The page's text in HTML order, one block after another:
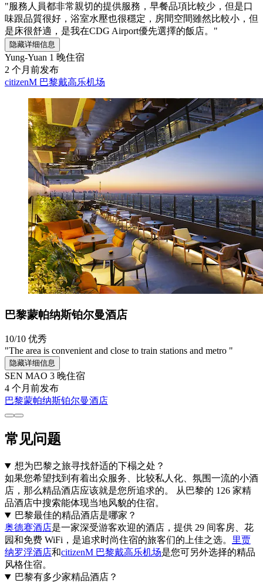
"服務人員都非常親切的提供服務，早餐品項比較少，但是口
味跟品質很好，浴室水壓也很穩定，房間空間雖然比較小，但
是床很舒適，是我在CDG Airport優先選擇的飯店。"
隐藏详细信息
Yung-Yuan 1 晚住宿
2 个月前发布
citizenM 巴黎戴高乐机场
巴黎蒙帕纳斯铂尔曼酒店
10/10 优秀
"The area is convenient and close to train stations and metro "
隐藏详细信息
SEN MAO 3 晚住宿
4 个月前发布
巴黎蒙帕纳斯铂尔曼酒店
常见问题
想为巴黎之旅寻找舒适的下榻之处？
如果您希望找到有着出众服务、比较私人化、氛围一流的小酒
店，那么精品酒店应该就是您所追求的。 从巴黎的 126 家精
品酒店中搜索能体现当地风貌的住宿。
巴黎最佳的精品酒店是哪家？
奥德赛酒店是一家深受游客欢迎的酒店，提供 29 间客房、花
园和免费 WiFi，是追求时尚住宿的旅客们的上佳之选。 里贾
纳罗浮酒店和citizenM 巴黎戴高乐机场是您可另外选择的精品
风格住宿。
巴黎有多少家精品酒店？